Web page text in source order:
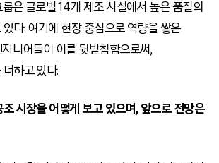
은 글로벌 14개 제조 시설에서 높은 품질의
다. 여기에 현장 중심으로 역량을 쌓은
니어들이 이를 뒷받침함으로써,
하고 있다.
시장을 어떻게 보고 있으며, 앞으로 전망은